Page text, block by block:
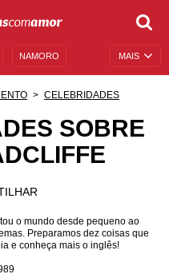
MAIS
NAMORO
DE ANIVERSÁRIO
CELEBRIDADES
SOBRE
o mundo desde pequeno ao
Preparamos dez coisas que
e conheça mais o inglês!